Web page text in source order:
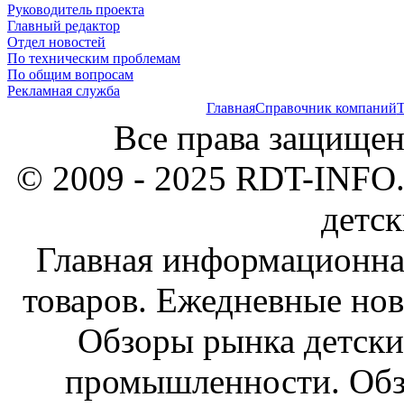
Руководитель проекта
Главный редактор
Отдел новостей
По техническим проблемам
По общим вопросам
Рекламная служба
ГлавнаяСправочник компаний
Все права
© 2009 - 2025 RDT-
Главная
товаров. Ежедневные
Обзоры рынка
промышленности.